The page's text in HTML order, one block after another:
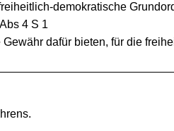
demokratische
4 S 1
dafür bieten, für die